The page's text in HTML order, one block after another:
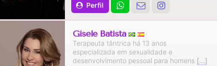
Perfil
Gisele Batista
Terapeuta tântrica há 13 anos
especializada em sexualidade e
desenvolvimento pessoal para homens [...]